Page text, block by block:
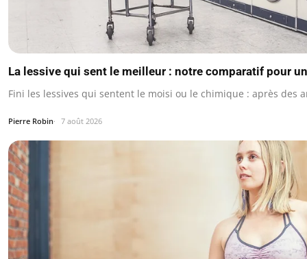
La lessive qui sent le meilleur : notre comparatif pour
Fini les lessives qui sentent le moisi ou le chimique : après des
Pierre Robin 7 août 2026